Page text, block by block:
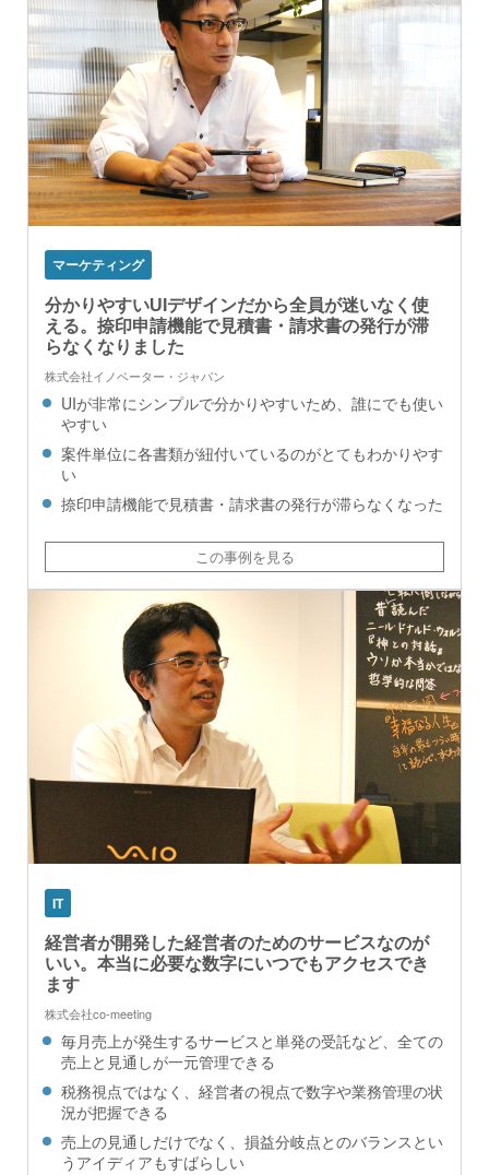
マーケティング
分かりやすいUIデザインだから全員が迷いなく使
える。捺印申請機能で見積書・請求書の発行が滞
らなくなりました
株式会社イノベーター・ジャパン
UIが非常にシンプルで分かりやすいため、誰にでも使い
やすい
案件単位に各書類が紐付いているのがとてもわかりやす
い
捺印申請機能で見積書・請求書の発行が滞らなくなった
この事例を見る
IT
経営者が開発した経営者のためのサービスなのが
いい。本当に必要な数字にいつでもアクセスでき
ます
株式会社co-meeting
毎月売上が発生するサービスと単発の受託など、全ての
売上と見通しが一元管理できる
税務視点ではなく、経営者の視点で数字や業務管理の状
況が把握できる
売上の見通しだけでなく、損益分岐点とのバランスとい
うアイディアもすばらしい